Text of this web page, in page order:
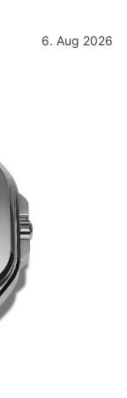
6. Aug 2026